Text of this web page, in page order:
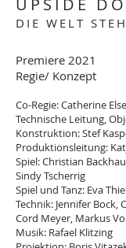
UPSIDE
DIE WELT
Premiere 2021
Regie/ Konzept
Co-Regie: Catherine
Technische Leitung,
Konstruktion: Stef
Produktionsleitung:
Spiel: Christian
Sindy Tscherrig
Spiel und Tanz: Eva
Technik: Jennifer Bock,
Cord Meyer, Markus
Musik: Rafael Klitzing